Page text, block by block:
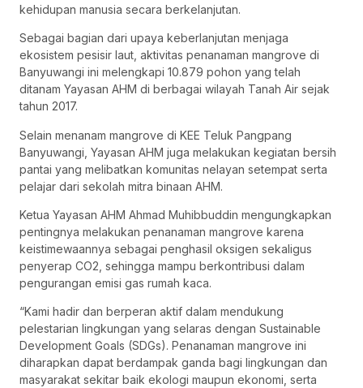
kehidupan manusia secara berkelanjutan.
Sebagai bagian dari upaya keberlanjutan menjaga
ekosistem pesisir laut, aktivitas penanaman mangrove di
Banyuwangi ini melengkapi 10.879 pohon yang telah
ditanam Yayasan AHM di berbagai wilayah Tanah Air sejak
tahun 2017.
Selain menanam mangrove di KEE Teluk Pangpang
Banyuwangi, Yayasan AHM juga melakukan kegiatan bersih
pantai yang melibatkan komunitas nelayan setempat serta
pelajar dari sekolah mitra binaan AHM.
Ketua Yayasan AHM Ahmad Muhibbuddin mengungkapkan
pentingnya melakukan penanaman mangrove karena
keistimewaannya sebagai penghasil oksigen sekaligus
penyerap CO2, sehingga mampu berkontribusi dalam
pengurangan emisi gas rumah kaca.
“Kami hadir dan berperan aktif dalam mendukung
pelestarian lingkungan yang selaras dengan Sustainable
Development Goals (SDGs). Penanaman mangrove ini
diharapkan dapat berdampak ganda bagi lingkungan dan
masyarakat sekitar baik ekologi maupun ekonomi, serta